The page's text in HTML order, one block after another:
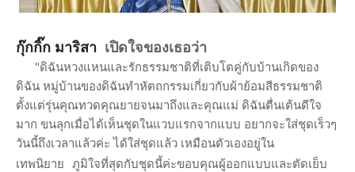
กุ๊กกิ๊ก มาริสา เปิดใจของเธอว่า
"ดิฉันหวงแหนและรักธรรมชาติที่เติบโตคู่กับบ้านเกิดของ
ดิฉัน หมู่บ้านของดิฉันทำหัตถกรรมเกี่ยวกับผ้าย้อมสีธรรมชาติ
ตั้งแต่รุ่นคุณทวดคุณยายจนมาถึงและคุณแม่ ดิฉันตื่นเต้นดีใจ
มาก ขนลุกเมื่อได้เห็นชุดในแวบแรกจากแบบ อยากจะใส่ชุดเร็วๆ
วันนี้ถึงเวลาแล้วค่ะ ได้ใส่ชุดแล้ว เหมือนตัวเองอยู่ใน
เทพนิยาย ภูมิใจที่สุดกับชุดนี้ค่ะขอบคุณผู้ออกแบบและตัดเย็บ